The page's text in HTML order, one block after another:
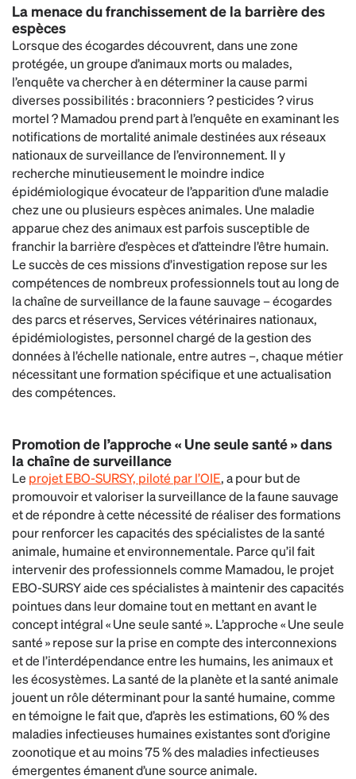
La menace du franchissement de la barrière des
espèces
Lorsque des écogardes découvrent, dans une zone
protégée, un groupe d’animaux morts ou malades,
l’enquête va chercher à en déterminer la cause parmi
diverses possibilités : braconniers ? pesticides ? virus
mortel ? Mamadou prend part à l’enquête en examinant les
notifications de mortalité animale destinées aux réseaux
nationaux de surveillance de l’environnement. Il y
recherche minutieusement le moindre indice
épidémiologique évocateur de l’apparition d’une maladie
chez une ou plusieurs espèces animales. Une maladie
apparue chez des animaux est parfois susceptible de
franchir la barrière d’espèces et d’atteindre l’être humain.
Le succès de ces missions d’investigation repose sur les
compétences de nombreux professionnels tout au long de
la chaîne de surveillance de la faune sauvage – écogardes
des parcs et réserves, Services vétérinaires nationaux,
épidémiologistes, personnel chargé de la gestion des
données à l’échelle nationale, entre autres –, chaque métier
nécessitant une formation spécifique et une actualisation
des compétences.
Promotion de l’approche « Une seule santé » dans
la chaîne de surveillance
Le projet EBO-SURSY, piloté par l’OIE, a pour but de
promouvoir et valoriser la surveillance de la faune sauvage
et de répondre à cette nécessité de réaliser des formations
pour renforcer les capacités des spécialistes de la santé
animale, humaine et environnementale. Parce qu’il fait
intervenir des professionnels comme Mamadou, le projet
EBO-SURSY aide ces spécialistes à maintenir des capacités
pointues dans leur domaine tout en mettant en avant le
concept intégral « Une seule santé ». L’approche « Une seule
santé » repose sur la prise en compte des interconnexions
et de l’interdépendance entre les humains, les animaux et
les écosystèmes. La santé de la planète et la santé animale
jouent un rôle déterminant pour la santé humaine, comme
en témoigne le fait que, d’après les estimations, 60 % des
maladies infectieuses humaines existantes sont d’origine
zoonotique et au moins 75 % des maladies infectieuses
émergentes émanent d’une source animale.